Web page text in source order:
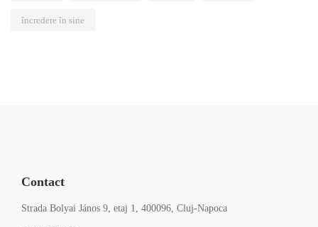
încredere în sine
Contact
Strada Bolyai János 9, etaj 1, 400096, Cluj-Napoca